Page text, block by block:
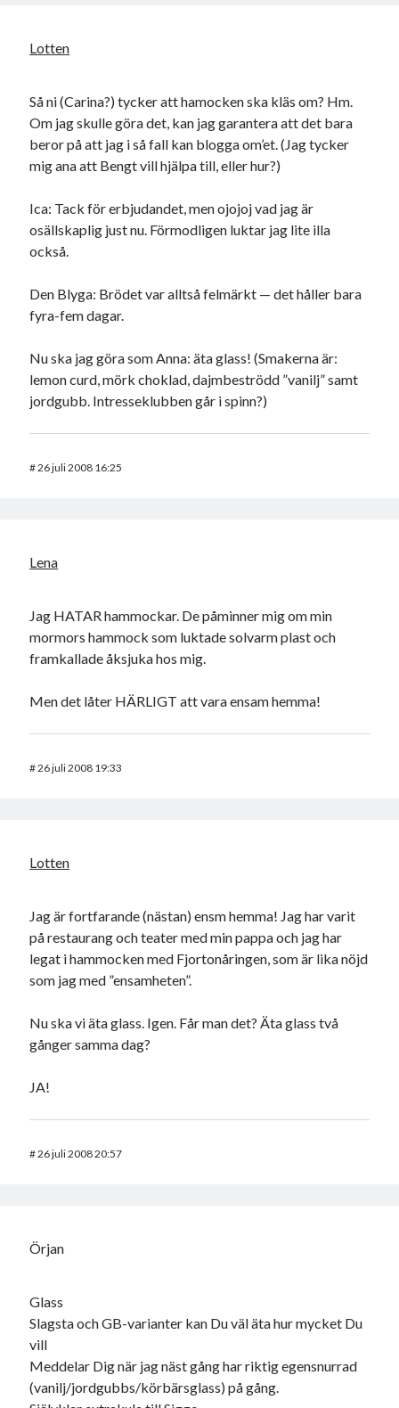
Lotten
Så ni (Carina?) tycker att hamocken ska kläs om? Hm.
Om jag skulle göra det, kan jag garantera att det bara
beror på att jag i så fall kan blogga om’et. (Jag tycker
mig ana att Bengt vill hjälpa till, eller hur?)
Ica: Tack för erbjudandet, men ojojoj vad jag är
osällskaplig just nu. Förmodligen luktar jag lite illa
också.
Den Blyga: Brödet var alltså felmärkt — det håller bara
fyra-fem dagar.
Nu ska jag göra som Anna: äta glass! (Smakerna är:
lemon curd, mörk choklad, dajmbeströdd ”vanilj” samt
jordgubb. Intresseklubben går i spinn?)
#26 juli 2008 16:25
Lena
Jag HATAR hammockar. De påminner mig om min
mormors hammock som luktade solvarm plast och
framkallade åksjuka hos mig.
Men det låter HÄRLIGT att vara ensam hemma!
#26 juli 2008 19:33
Lotten
Jag är fortfarande (nästan) ensm hemma! Jag har varit
på restaurang och teater med min pappa och jag har
legat i hammocken med Fjortonåringen, som är lika nöjd
som jag med ”ensamheten”.
Nu ska vi äta glass. Igen. Får man det? Äta glass två
gånger samma dag?
JA!
#26 juli 2008 20:57
Örjan
Glass
Slagsta och GB-varianter kan Du väl äta hur mycket Du
vill
Meddelar Dig när jag näst gång har riktig egensnurrad
(vanilj/jordgubbs/körbärsglass) på gång.